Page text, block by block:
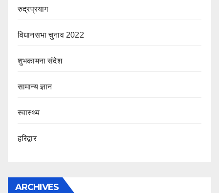
रुद्रप्रयाग
विधानसभा चुनाव 2022
शुभकामना संदेश
सामान्य ज्ञान
स्वास्थ्य
हरिद्वार
ARCHIVES